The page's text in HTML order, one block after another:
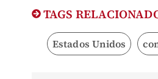
TAGS
Estados Unidos